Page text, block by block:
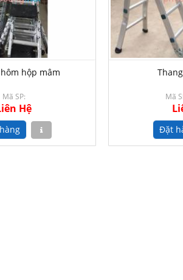
hộp mâm
Mã SP:
Hệ
Mã